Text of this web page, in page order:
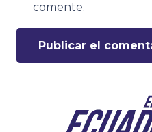
comente.
Publicar el